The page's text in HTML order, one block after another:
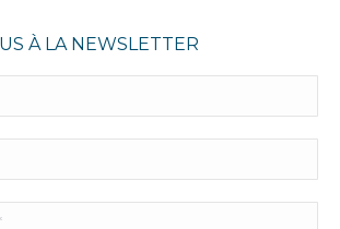
À LA NEWSLETTER